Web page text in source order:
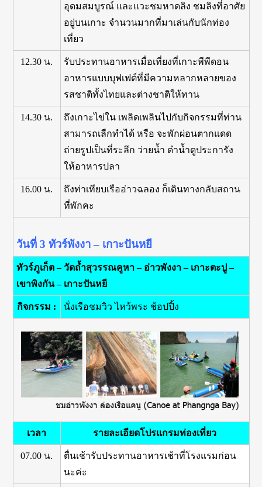
อุดมสมบูรณ์ และแวะชมหาดลิง ชมลิงที่อาศัย
อยู่บนเกาะ จำนวนมากที่มาเล่นกับนักท่อง
เที่ยว
12.30 น.
รับประทานอาหารเมื่อเที่ยงที่เกาะพีพีดอน
อาหารแบบบุฟเฟต์ที่มีความหลากหลายของ
รสชาติทั้งไทยและต่างชาติให้ทาน
14.30 น.
ถึงเกาะไข่ใน เพลิดเพลินไปกับกิจกรรมที่ท่าน
สามารถเลืกทำได้ หรือ จะพักผ่อนตากแดด
ถ่ายรูปเป็นที่ระลึก ว่ายน้ำ ดำน้ำดูประการัง
ให้อาหารปลา
16.00 น.
ถึงท่าเทียบเรืออ่าวฉลอง ก็เดินทางกลับสถาน
ที่พักคะ
วันที่ 3 ทัวร์พังงา – เกาะปันหยี
ทัวร์ภูเก็ต – วัดถ้ำสุวรรณคูหา – อ่าวพังงา – เกาะตะปู –
เขาพิงกัน – เกาะปันหยี
กิจกรรม : นั่งเรือชมวิว ไหว้พระ ช้อปปิ้ง
เวลา รายละเอียดโปรแกรมท่องเที่ยว
07.00 น.
ตื่นเช้ารับประทานอาหารเช้าที่โรงแรมก่อน
นะค่ะ